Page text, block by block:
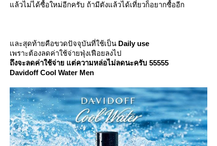
ล้วไม่ได้ซื้อใหม่อีกครับ ถ้ามีตังแล้วได้เที่ยวก็อยากซื้ออีก
ละสุดท้ายคือขวดปัจจุบันที่ใช้เป็น Daily use
เพราะต้องลดค่าใช้จ่ายฟุ่งเฟือยลงไป
ถึงจะลดค่าใช้จ่าย แต่ความหล่อไม่ลดนะครับ 55555
Davidoff Cool Water Men